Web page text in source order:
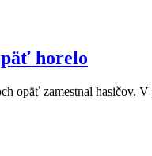
horelo
opäť zamestnal